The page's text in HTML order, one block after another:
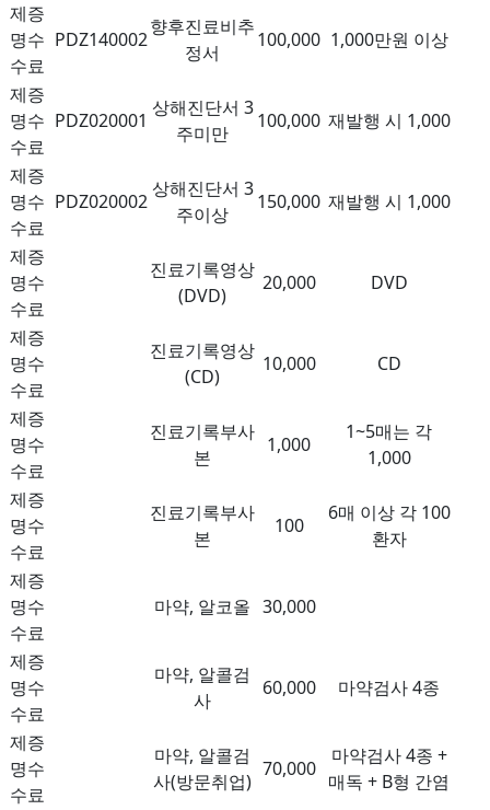
제증
명수
수료
PDZ140002
향후진료비추
정서
100,000 1,000만원 이상
제증
명수
수료
PDZ020001
상해진단서 3
주미만
100,000 재발행 시 1,000
제증
명수
수료
PDZ020002
상해진단서 3
주이상
150,000 재발행 시 1,000
제증
명수
수료
진료기록영상
(DVD)
20,000 DVD
제증
명수
수료
진료기록영상
(CD)
10,000 CD
제증
명수
수료
진료기록부사
본
1,000
1~5매는 각
1,000
제증
명수
수료
진료기록부사
본
100
6매 이상 각 100
환자
제증
명수
수료
마약, 알코올 30,000
제증
명수
수료
마약, 알콜검
사
60,000 마약검사 4종
제증
명수
수료
마약, 알콜검
사(방문취업)
70,000
마약검사 4종 +
매독 + B형 간염